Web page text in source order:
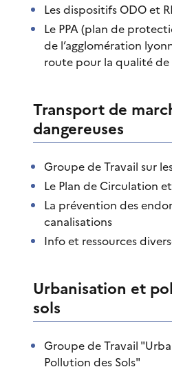
Les dispositifs ODO et
Le PPA (plan de
de l’agglomération
route pour la qualité de
Transport de
dangereuses
Groupe de Travail sur
Le Plan de Circulation
La prévention des
canalisations
Info et ressources
Urbanisation et
sols
Groupe de Travail
Pollution des Sols"